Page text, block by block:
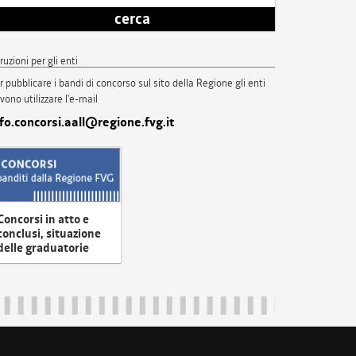
cerca
per gli enti
pubblicare i bandi di concorso sul sito della Regione gli enti
utilizzare l'e-mail
in atto e
situazione
graduatorie